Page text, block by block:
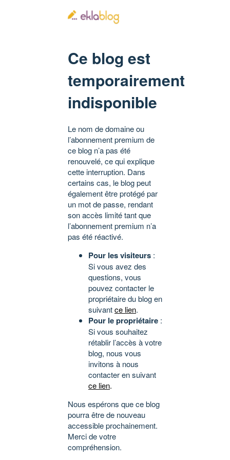
Ce blog est
temporairement
indisponible
Le nom de domaine ou
l’abonnement premium de
ce blog n’a pas été
renouvelé, ce qui explique
cette interruption. Dans
certains cas, le blog peut
également être protégé par
un mot de passe, rendant
son accès limité tant que
l’abonnement premium n’a
pas été réactivé.
Pour les visiteurs :
Si vous avez des
questions, vous
pouvez contacter le
propriétaire du blog en
suivantce lien.
Pour le propriétaire :
Si vous souhaitez
rétablir l’accès à votre
blog, nous vous
invitons à nous
contacter en suivant
ce lien.
Nous espérons que ce blog
pourra être de nouveau
accessible prochainement.
Merci de votre
compréhension.